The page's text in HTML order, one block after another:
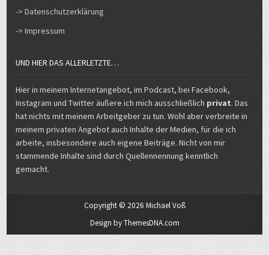
-> Datenschutzerklärung
-> Impressum
UND HIER DAS ALLERLETZTE…
Hier in meinem Internetangebot, im Podcast, bei Facebook,
Instagram und Twitter äußere ich mich ausschließlich privat. Das
hat nichts mit meinem Arbeitgeber zu tun. Wohl aber verbreite in
meinem privaten Angebot auch Inhalte der Medien, für die ich
arbeite, insbesondere auch eigene Beiträge. Nicht von mir
stammende Inhalte sind durch Quellennennung kenntlich
gemacht.
Copyright © 2026 Michael Voß
Design by ThemesDNA.com